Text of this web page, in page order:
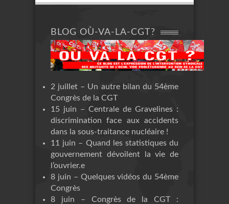
BLOG OÙ-VA-LA-CGT?
2 juillet – Un autre bilan du 54ème
Congrès de la CGT
15 juin – Centrale de Gravelines :
discrimination face aux accidents
dans la sous-traitance nucléaire !
11 juin – Quand les statistiques du
gouvernement dévoilent la vie de
l’ouvrier.e
8 juin – Quelques vidéos du 54ème
Congrès
8 juin – Congrès de la CGT :